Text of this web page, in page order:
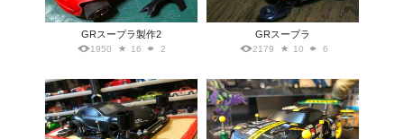
GRスープラ製作2
1950 16 2
GRスープラ
2179 10 6